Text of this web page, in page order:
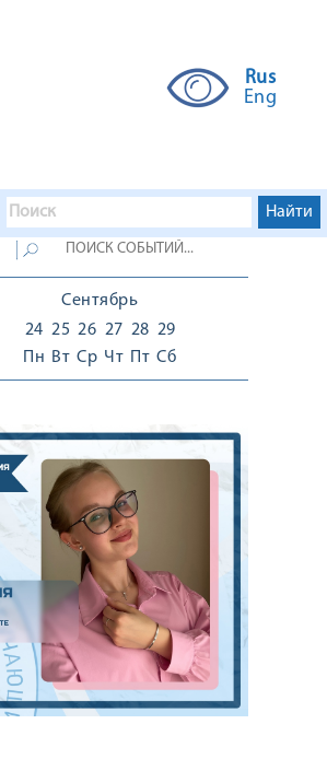
Rus
Eng
Сентябрь
24
Пн
25
Вт
26
Ср
27
Чт
28
Пт
29
Сб